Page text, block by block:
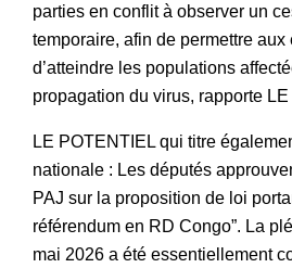
parties en conflit à observer un
temporaire, afin de permettre
d’atteindre les populations
propagation du virus, rapporte
LE POTENTIEL qui titre
nationale : Les députés
PAJ sur la proposition de loi
référendum en RD Congo”. La
mai 2026 a été essentiellement